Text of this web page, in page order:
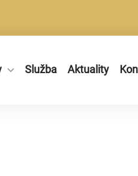
Služba Aktuality